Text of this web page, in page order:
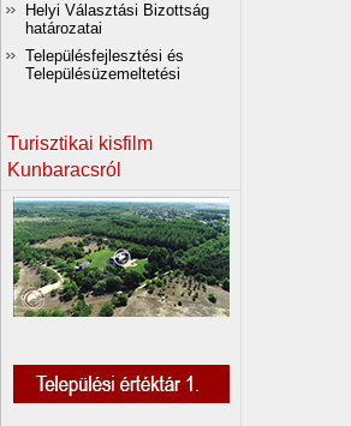
Helyi Választási Bizottság
határozatai
Településfejlesztési és
Településüzemeltetési
Turisztikai kisfilm
Kunbaracsról